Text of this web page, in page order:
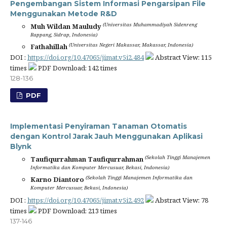
Pengembangan Sistem Informasi Pengarsipan File
Menggunakan Metode R&D
Muh Wildan Mauludy (Universitas Muhammadiyah Sidenreng
Rappang, Sidrap, Indonesia)
Fathahillah (Universitas Negeri Makassar, Makassar, Indonesia)
DOI : https://doi.org/10.47065/jimat.v5i2.484
Abstract View: 115
times
PDF Download: 142 times
128-136
PDF
Implementasi Penyiraman Tanaman Otomatis
dengan Kontrol Jarak Jauh Menggunakan Aplikasi
Blynk
Taufiqurrahman Taufiqurrahman (Sekolah Tinggi Manajemen
Informatika dan Komputer Mercusuar, Bekasi, Indonesia)
Karno Diantoro (Sekolah Tinggi Manajemen Informatika dan
Komputer Mercusuar, Bekasi, Indonesia)
DOI : https://doi.org/10.47065/jimat.v5i2.492
Abstract View: 78
times
PDF Download: 213 times
137-146